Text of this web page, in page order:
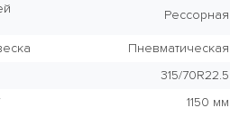
Рессорная
Пневматическая
315/70R22.5
1150 мм